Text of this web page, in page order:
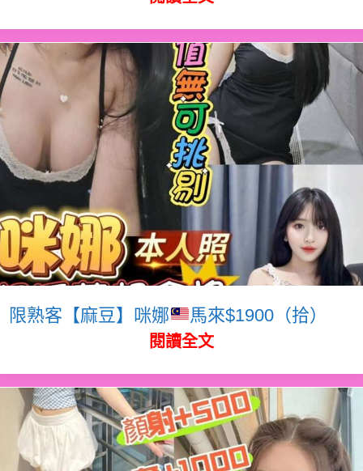
限熟客【麻豆】咪娜 馬來$1900（拾）
閱讀全文